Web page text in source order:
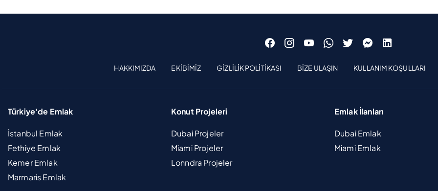
HAKKIMIZDA EKIBIMIZ GIZLILIK POLITIKASI BIZE ULAŞIN KULLANIM KOŞULLARI
Türkiye'de Emlak
İstanbul Emlak
Fethiye Emlak
Kemer Emlak
Marmaris Emlak
Konut Projeleri
Dubai Projeler
Miami Projeler
Lonndra Projeler
Emlak İlanları
Dubai Emlak
Miami Emlak